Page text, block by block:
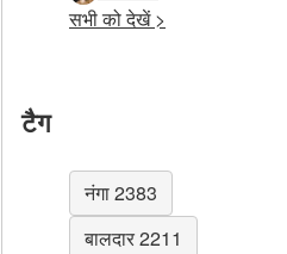
सभी को देखें >
टैग
नंगा 2383
बालदार 2211